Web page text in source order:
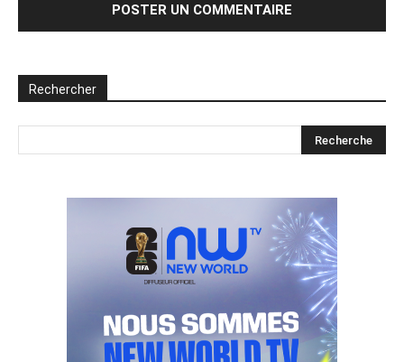
Rechercher